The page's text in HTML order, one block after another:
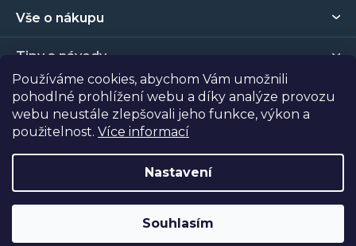
Používáme cookies, abychom Vám umožnili
pohodlné prohlížení webu a díky analýze provozu
webu neustále zlepšovali jeho funkce, výkon a
použitelnost. Více informací
Nastavení
Souhlasím
í
Vše o nákupu
Tipy a návody
Kontakt
Vytvořil Shoptet| Nakódoval